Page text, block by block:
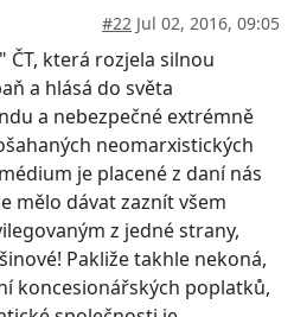
#22 Jul 02, 2016, 09:05
ČT, která rozjela silnou
a hlásá do světa
a nebezpečné extrémně
neomarxistických
je placené z daní nás
mělo dávat zaznít všem
z jedné strany,
Pakliže takhle nekoná,
koncesionářských poplatků,